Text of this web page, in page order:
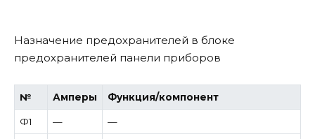
Назначение предохранителей в блоке
предохранителей панели приборов
№ Амперы Функция/компонент
Ф1 — —